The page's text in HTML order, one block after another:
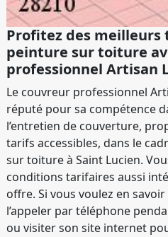
Profitez des meilleurs
peinture sur toiture
professionnel Artisan
Le couvreur professionnel
réputé pour sa compétence
l’entretien de couverture,
tarifs accessibles, dans le
sur toiture à Saint Lucien.
conditions tarifaires aussi
offre. Si vous voulez en
l’appeler par téléphone
ou visiter son site internet